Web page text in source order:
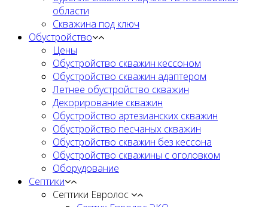
области
Скважина под ключ
Обустройство
Цены
Обустройство скважин кессоном
Обустройство скважин адаптером
Летнее обустройство скважин
Декорирование скважин
Обустройство артезианских скважин
Обустройство песчаных скважин
Обустройство скважин без кессона
Обустройство скважины с оголовком
Оборудование
Септики
Септики Евролос